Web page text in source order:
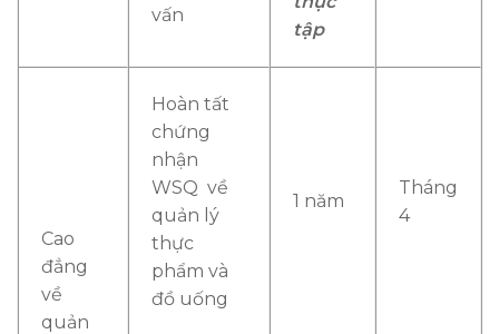
vấn
tập
Cao
đẳng
về
quản
Hoàn tất
chứng
nhận
WSQ về
quản lý
thực
phẩm và
đồ uống
1 năm
Tháng
4